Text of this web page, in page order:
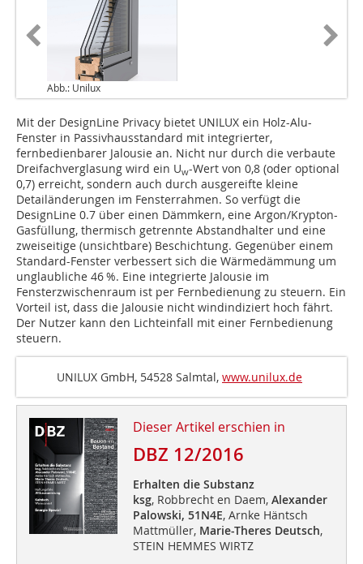
Abb.: Unilux
Mit der DesignLine Privacy bietet UNILUX ein Holz-Alu-
Fenster in Passivhausstandard mit integrierter,
fernbedienbarer Jalousie an. Nicht nur durch die verbaute
Dreifachverglasung wird ein Uw-Wert von 0,8 (oder optional
0,7) erreicht, sondern auch durch ausgereifte kleine
Detailänderungen im Fensterrahmen. So verfügt die
DesignLine 0.7 über einen Dämmkern, eine Argon/Krypton-
Gasfüllung, thermisch getrennte Abstandhalter und eine
zweiseitige (unsichtbare) Beschichtung. Gegenüber einem
Standard-Fenster verbessert sich die Wärmedämmung um
unglaubliche 46 %. Eine integrierte Jalousie im
Fensterzwischenraum ist per Fernbedienung zu steuern. Ein
Vorteil ist, dass die Jalousie nicht windindiziert hoch fährt.
Der Nutzer kann den Lichteinfall mit einer Fernbedienung
steuern.
UNILUX GmbH, 54528 Salmtal, www.unilux.de
Dieser Artikel erschien in
DBZ 12/2016
Erhalten die Substanz
ksg, Robbrecht en Daem,Alexander
Palowski, 51N4E, Arnke Häntsch
Mattmüller, Marie-Theres Deutsch,
STEIN HEMMES WIRTZ